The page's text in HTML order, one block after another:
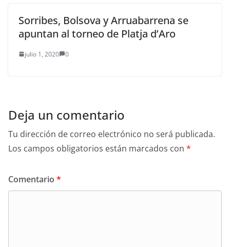
Sorribes, Bolsova y Arruabarrena se
apuntan al torneo de Platja d’Aro
julio 1, 2020 0
Deja un comentario
Tu dirección de correo electrónico no será publicada.
Los campos obligatorios están marcados con *
Comentario *